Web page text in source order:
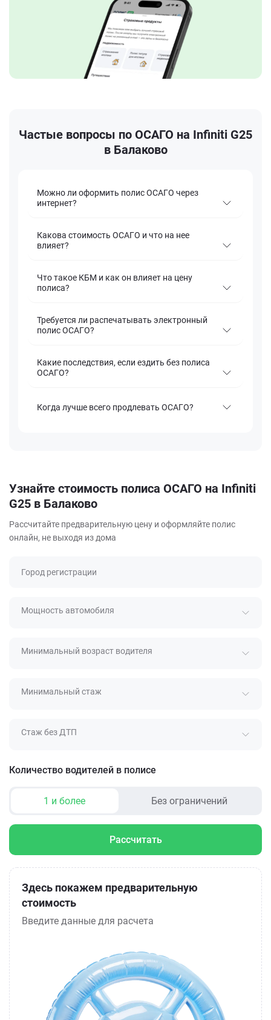
Частые вопросы по ОСАГО на Infiniti G25
в Балаково
Можно ли оформить полис ОСАГО через
интернет?
Какова стоимость ОСАГО и что на нее
влияет?
Что такое КБМ и как он влияет на цену
полиса?
Требуется ли распечатывать электронный
полис ОСАГО?
Какие последствия, если ездить без полиса
ОСАГО?
Когда лучше всего продлевать ОСАГО?
Узнайте стоимость полиса ОСАГО на Infiniti
G25 в Балаково
Рассчитайте предварительную цену и оформляйте полис
онлайн, не выходя из дома
Город регистрации
Мощность автомобиля
Минимальный возраст водителя
Минимальный стаж
Стаж без ДТП
Количество водителей в полисе
1 и более Без ограничений
Рассчитать
Здесь покажем предварительную
стоимость
Введите данные для расчета